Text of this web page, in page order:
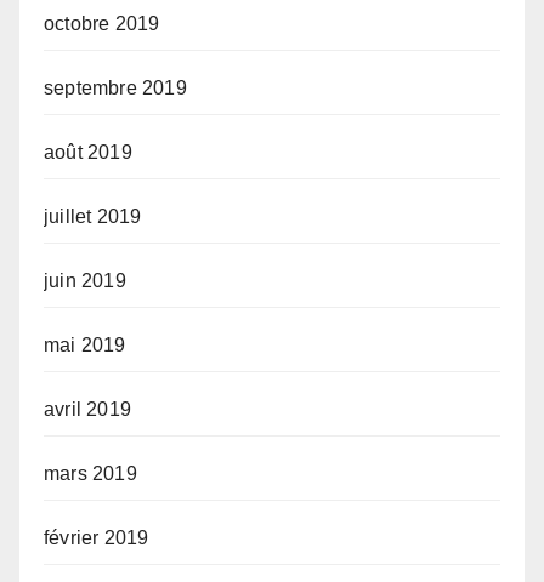
octobre 2019
septembre 2019
août 2019
juillet 2019
juin 2019
mai 2019
avril 2019
mars 2019
février 2019